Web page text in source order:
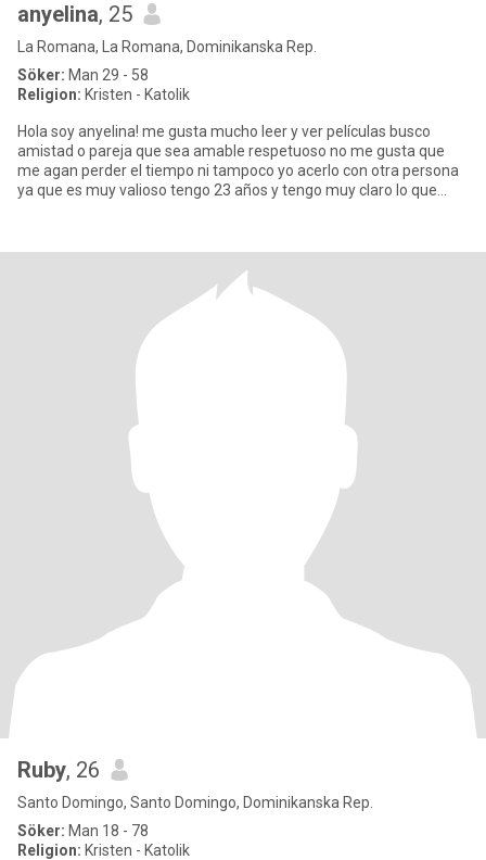
anyelina, 25
La Romana, La Romana, Dominikanska Rep.
Söker: Man 29 - 58
Religion: Kristen - Katolik
Hola soy anyelina! me gusta mucho leer y ver películas busco
amistad o pareja que sea amable respetuoso no me gusta que
me agan perder el tiempo ni tampoco yo acerlo con otra persona
ya que es muy valioso tengo 23 años y tengo muy claro lo que
Ruby, 26
Santo Domingo, Santo Domingo, Dominikanska Rep.
Söker: Man 18 - 78
Religion: Kristen - Katolik